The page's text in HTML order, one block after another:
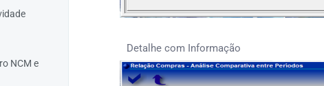
NCM e
Detalhe com Informação